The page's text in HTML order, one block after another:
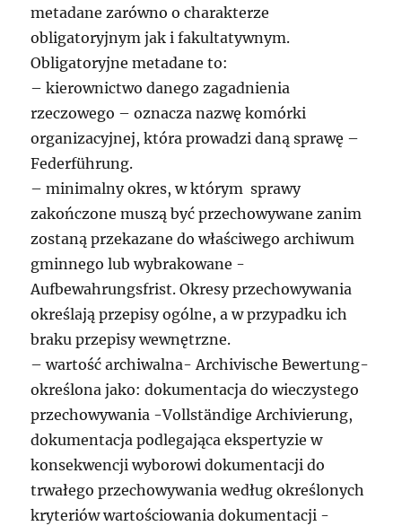
metadane zarówno o charakterze
obligatoryjnym jak i fakultatywnym.
Obligatoryjne metadane to:
– kierownictwo danego zagadnienia
rzeczowego – oznacza nazwę komórki
organizacyjnej, która prowadzi daną sprawę –
Federführung.
– minimalny okres, w którym sprawy
zakończone muszą być przechowywane zanim
zostaną przekazane do właściwego archiwum
gminnego lub wybrakowane -
Aufbewahrungsfrist. Okresy przechowywania
określają przepisy ogólne, a w przypadku ich
braku przepisy wewnętrzne.
– wartość archiwalna- Archivische Bewertung-
określona jako: dokumentacja do wieczystego
przechowywania -Vollständige Archivierung,
dokumentacja podlegająca ekspertyzie w
konsekwencji wyborowi dokumentacji do
trwałego przechowywania według określonych
kryteriów wartościowania dokumentacji -